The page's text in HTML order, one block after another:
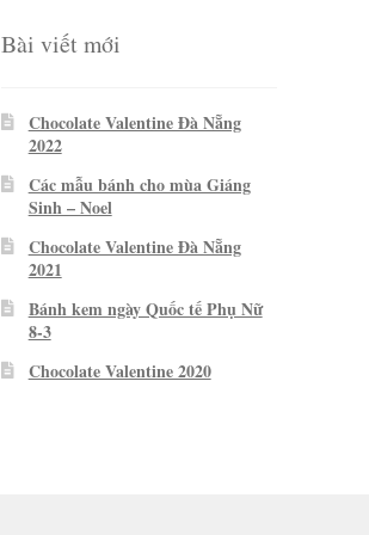
Bài viết mới
Chocolate Valentine Đà Nẵng
2022
Các mẫu bánh cho mùa Giáng
Sinh – Noel
Chocolate Valentine Đà Nẵng
2021
Bánh kem ngày Quốc tế Phụ Nữ
8-3
Chocolate Valentine 2020